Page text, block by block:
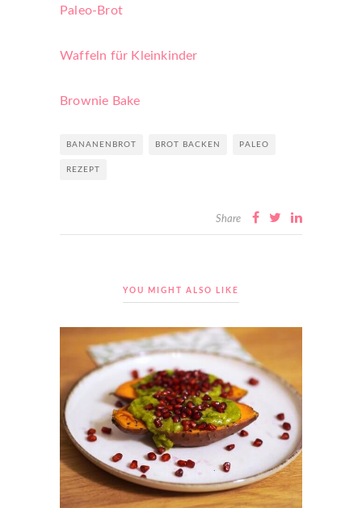
Paleo-Brot
Waffeln für Kleinkinder
Brownie Bake
BANANENBROT BROT BACKEN PALEO
REZEPT
Share
YOU MIGHT ALSO LIKE